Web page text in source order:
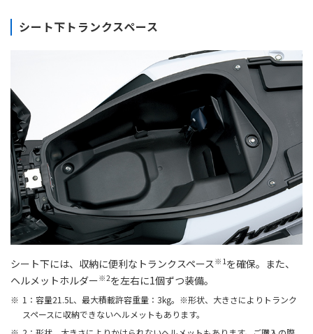
シート下トランクスペース
シート下には、収納に便利なトランクスペース ※1 を確保。また、
ヘルメットホルダー※2を左右に1個ずつ装備。
1：容量21.5L、最大積載許容重量：3kg。※形状、大きさによりトランク
スペースに収納できないヘルメットもあります。